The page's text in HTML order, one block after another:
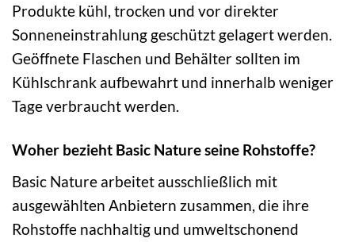
Produkte kühl, trocken und vor direkter
Sonneneinstrahlung geschützt gelagert werden.
Geöffnete Flaschen und Behälter sollten im
Kühlschrank aufbewahrt und innerhalb weniger
Tage verbraucht werden.
Woher bezieht Basic Nature seine Rohstoffe?
Basic Nature arbeitet ausschließlich mit
ausgewählten Anbietern zusammen, die ihre
Rohstoffe nachhaltig und umweltschonend